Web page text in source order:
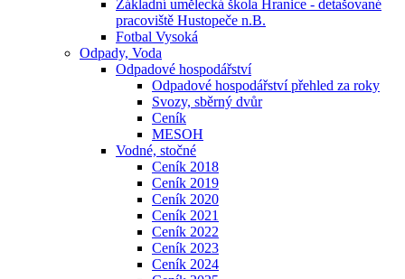
Základní umělecká škola Hranice - detašované
pracoviště Hustopeče n.B.
Fotbal Vysoká
Odpady, Voda
Odpadové hospodářství
Odpadové hospodářství přehled za roky
Svozy, sběrný dvůr
Ceník
MESOH
Vodné, stočné
Ceník 2018
Ceník 2019
Ceník 2020
Ceník 2021
Ceník 2022
Ceník 2023
Ceník 2024